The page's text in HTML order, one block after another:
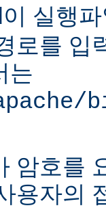
이 실행
로를 입
는
암호를
용자의